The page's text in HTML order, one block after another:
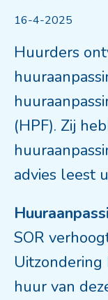
16-4-2025
Huurders
(HPF). Zij
advies leest
SOR
huur van